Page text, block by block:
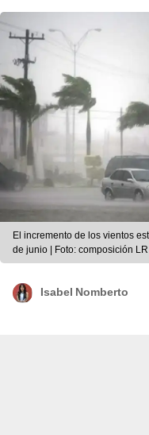
El incremento de los vientos
de junio | Foto: composición LR
Isabel Nomberto